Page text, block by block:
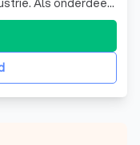
Als onderdeel
13 jaar een
markt. Met
we garant voor